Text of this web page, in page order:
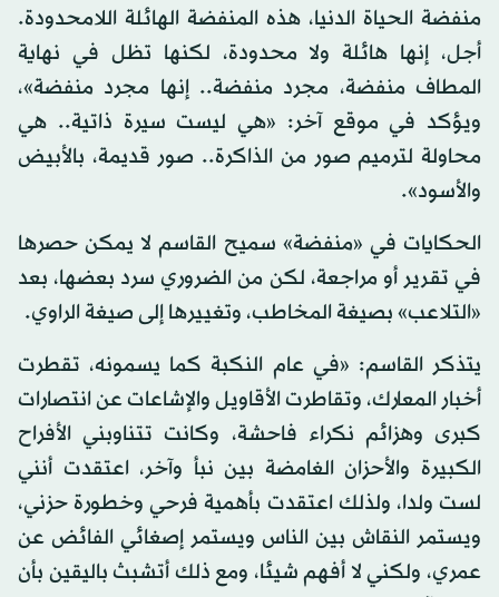
منفضة الحياة الدنيا، هذه المنفضة الهائلة اللامحدودة.
أجل، إنها هائلة ولا محدودة، لكنها تظل في نهاية
المطاف منفضة، مجرد منفضة.. إنها مجرد منفضة»،
ويؤكد في موقع آخر: «هي ليست سيرة ذاتية.. هي
محاولة لترميم صور من الذاكرة.. صور قديمة، بالأبيض
والأسود».
الحكايات في «منفضة» سميح القاسم لا يمكن حصرها
في تقرير أو مراجعة، لكن من الضروري سرد بعضها، بعد
«التلاعب» بصيغة المخاطب، وتغييرها إلى صيغة الراوي.
يتذكر القاسم: «في عام النكبة كما يسمونه، تقطرت
أخبار المعارك، وتقاطرت الأقاويل والإشاعات عن انتصارات
كبرى وهزائم نكراء فاحشة، وكانت تتناوبني الأفراح
الكبيرة والأحزان الغامضة بين نبأ وآخر، اعتقدت أنني
لست ولدا، ولذلك اعتقدت بأهمية فرحي وخطورة حزني،
ويستمر النقاش بين الناس ويستمر إصغائي الفائض عن
عمري، ولكني لا أفهم شيئا، ومع ذلك أتشبث باليقين بأن